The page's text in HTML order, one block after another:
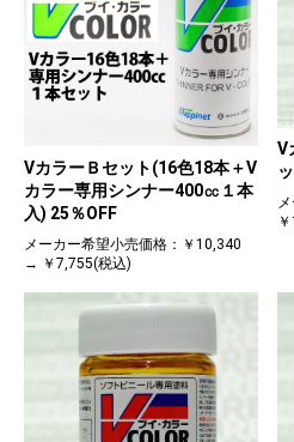
VカラーＢセット(16色18本＋V
カラー専用シンナー400㏄１本
入) 25％OFF
メーカー希望小売価格：￥10,340
→ ￥7,755(税込)
V